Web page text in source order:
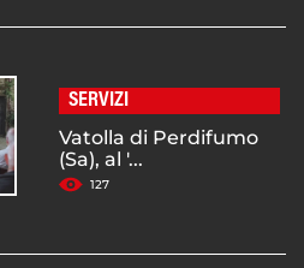
SERVIZI
Vatolla di Perdifumo
(Sa), al '...
127